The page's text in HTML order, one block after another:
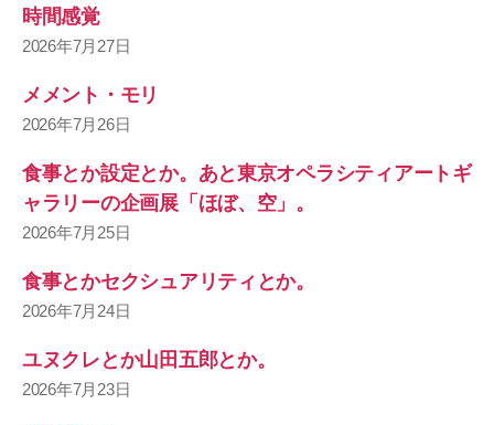
時間感覚
2026年7月27日
メメント・モリ
2026年7月26日
食事とか設定とか。あと東京オペラシティアートギ
ャラリーの企画展「ほぼ、空」。
2026年7月25日
食事とかセクシュアリティとか。
2026年7月24日
ユヌクレとか山田五郎とか。
2026年7月23日